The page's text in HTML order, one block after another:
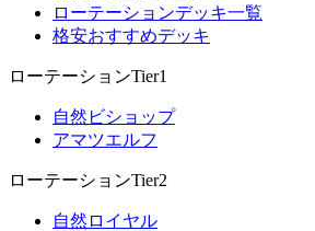
ローテーションデッキ一覧
格安おすすめデッキ
ローテーションTier1
自然ビショップ
アマツエルフ
ローテーションTier2
自然ロイヤル